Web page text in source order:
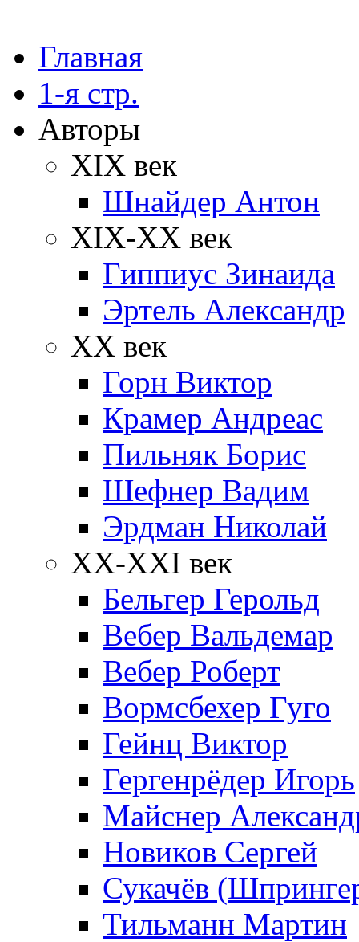
Главная
1-я стр.
Авторы
XIX век
Шнайдер Антон
XIX-XX век
Гиппиус Зинаида
Эртель Александр
XX век
Горн Виктор
Крамер Андреас
Пильняк Борис
Шефнер Вадим
Эрдман Николай
ХХ-XXI век
Бельгер Герольд
Вебер Вальдемар
Вебер Роберт
Вормсбехер Гуго
Гейнц Виктор
Гергенрёдер Игорь
Майснер
Новиков Сергей
Сукачёв
Тильманн Мартин